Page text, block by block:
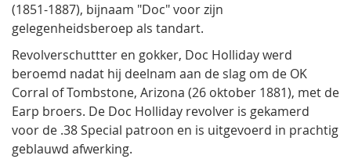
(1851-1887), bijnaam "Doc" voor zijn
gelegenheidsberoep als tandart.
Revolverschuttter en gokker, Doc Holliday werd
beroemd nadat hij deelnam aan de slag om de OK
Corral of Tombstone, Arizona (26 oktober 1881), met de
Earp broers. De Doc Holliday revolver is gekamerd
voor de .38 Special patroon en is uitgevoerd in prachtig
geblauwd afwerking.